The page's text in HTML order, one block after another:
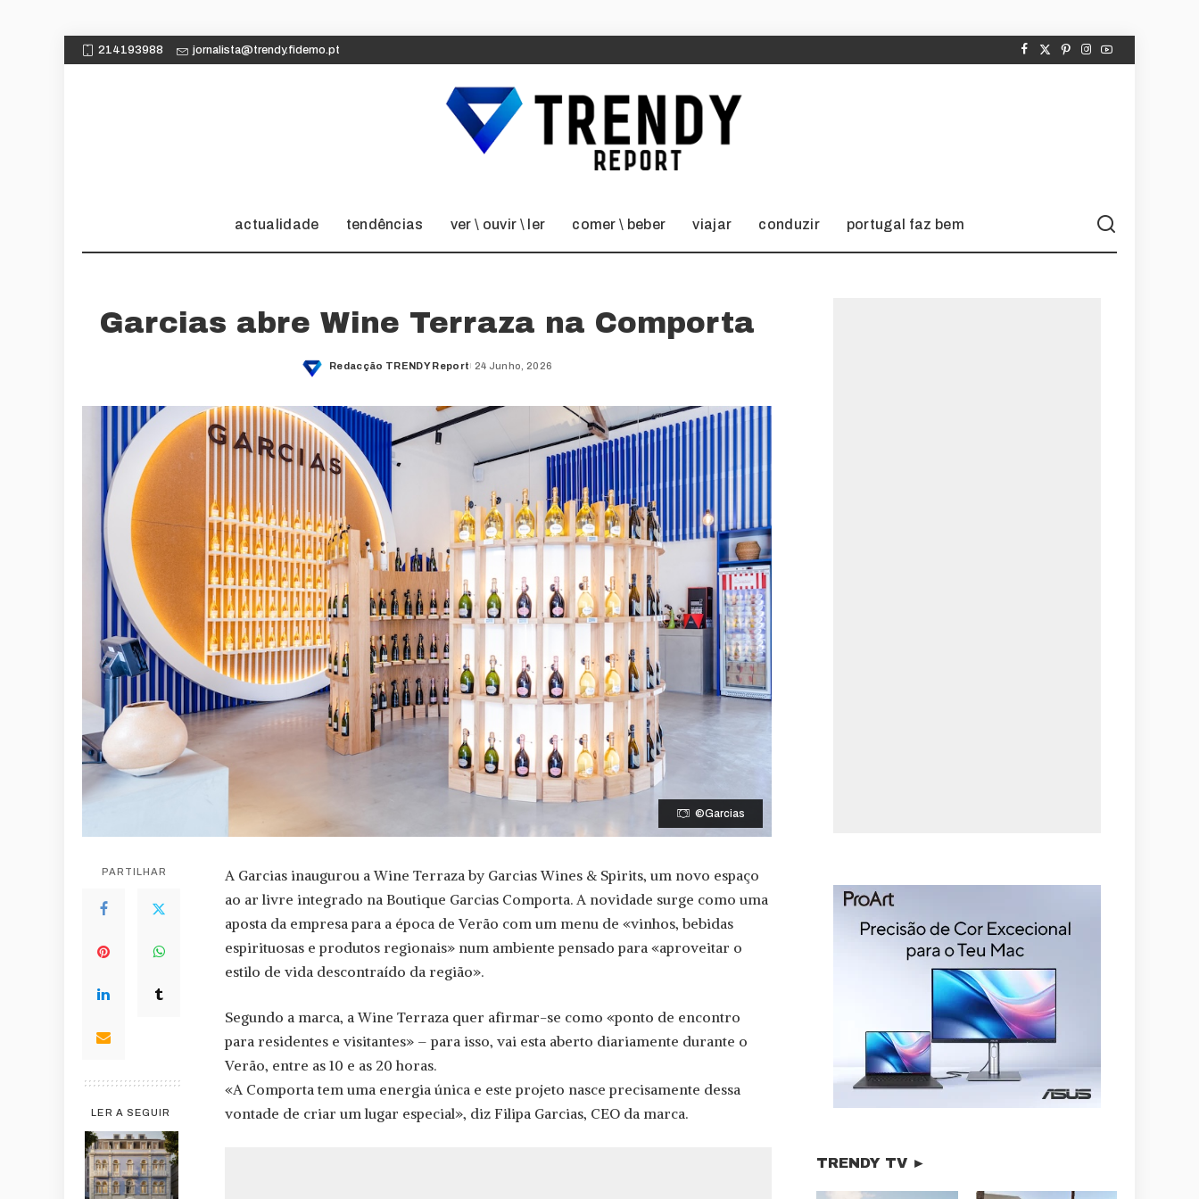
214193988 jornalista@trendy.fidemo.pt
actualidade tendências ver \ ouvir \ ler comer \ beber viajar conduzir portugal faz bem
Garcias abre Wine Terraza na Comporta
Posted
Redacção TRENDY Report 24 Junho, 2026
©Garcias
PARTILHAR
LER A SEGUIR
A Garcias inaugurou a Wine Terraza by Garcias Wines & Spirits, um novo espaço
ao ar livre integrado na Boutique Garcias Comporta. A novidade surge como uma
aposta da empresa para a época de Verão com um menu de «vinhos, bebidas
espirituosas e produtos regionais» num ambiente pensado para «aproveitar o
estilo de vida descontraído da região».
Segundo a marca, a Wine Terraza quer afirmar-se como «ponto de encontro
para residentes e visitantes» – para isso, vai esta aberto diariamente durante o
Verão, entre as 10 e as 20 horas.
«A Comporta tem uma energia única e este projeto nasce precisamente dessa
vontade de criar um lugar especial», diz Filipa Garcias, CEO da marca.
TRENDY TV ►